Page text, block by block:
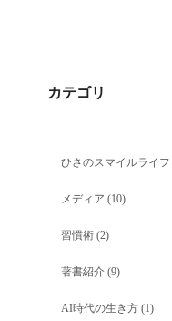
カテゴリ
ひさのスマイルライフ
メディア (10)
習慣術(2)
著書紹介(9)
AI時代の生き方(1)